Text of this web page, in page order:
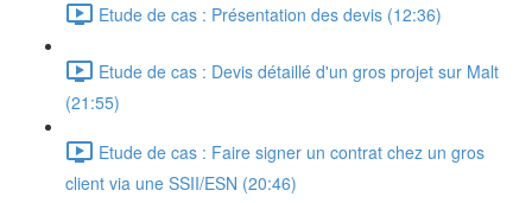
Etude de cas : Présentation des devis (12:36)
Etude de cas : Devis détaillé d'un gros projet sur Malt
(21:55)
Etude de cas : Faire signer un contrat chez un gros
client via une SSII/ESN (20:46)